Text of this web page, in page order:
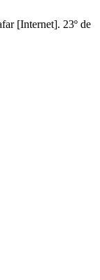
[Internet]. 23º de